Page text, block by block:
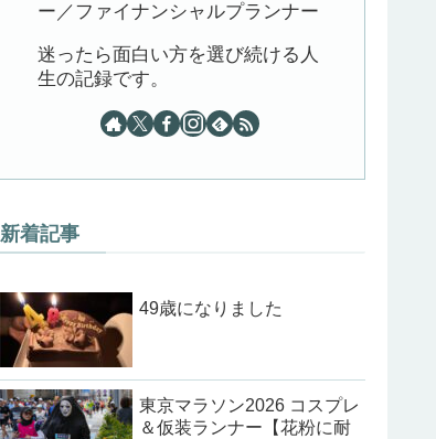
ー／ファイナンシャルプランナー
迷ったら面白い方を選び続ける人
生の記録です。
新着記事
49歳になりました
東京マラソン2026 コスプレ
＆仮装ランナー【花粉に耐